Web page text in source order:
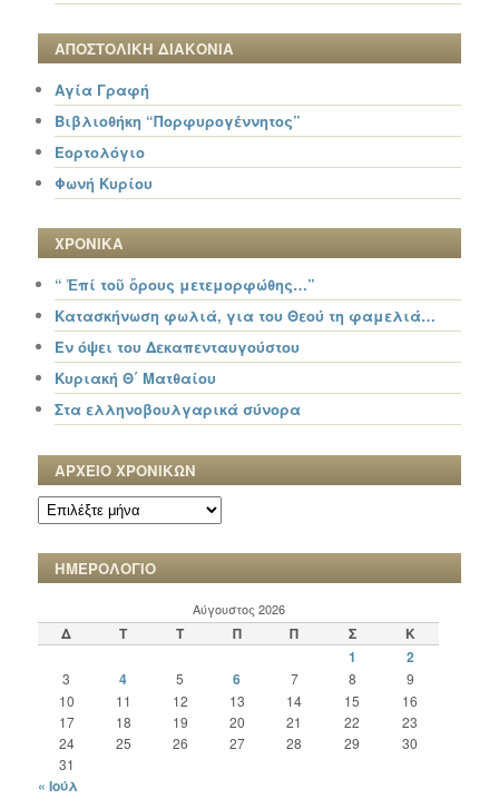
ΑΠΟΣΤΟΛΙΚΗ ΔΙΑΚΟΝΙΑ
Αγία Γραφή
Βιβλιοθήκη “Πορφυρογέννητος”
Εορτολόγιο
Φωνή Κυρίου
ΧΡΟΝΙΚΑ
“ Ἐπί τοῦ ὄρους μετεμορφώθης…”
Κατασκήνωση φωλιά, για του Θεού τη φαμελιά…
Εν όψει του Δεκαπενταυγούστου
Κυριακή Θ΄ Ματθαίου
Στα ελληνοβουλγαρικά σύνορα
ΑΡΧΕΙΟ ΧΡΟΝΙΚΩΝ
ΑΡΧΕΙΟ
ΧΡΟΝΙΚΩΝ
ΗΜΕΡΟΛΟΓΙΟ
Αύγουστος 2026
Δ Τ Τ Π Π Σ
Κ
1
2
3 4 5 6 7 8
9
10
11 12 13 14 15
16
17
18 19 20 21 22
23
24
25 26 27 28 29
30
31
« Ιούλ